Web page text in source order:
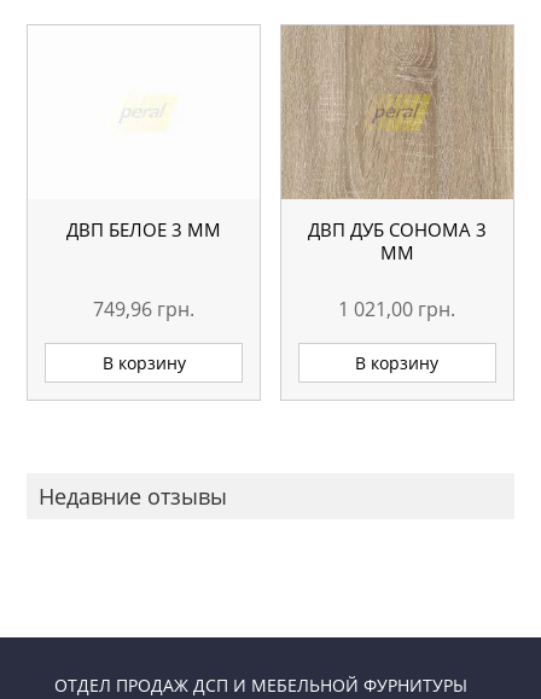
ДВП БЕЛОЕ 3 ММ
749,96 грн.
В корзину
ДВП ДУБ СОНОМА 3
ММ
1 021,00 грн.
В корзину
Недавние отзывы
ОТДЕЛ ПРОДАЖ ДСП И МЕБЕЛЬНОЙ ФУРНИТУРЫ